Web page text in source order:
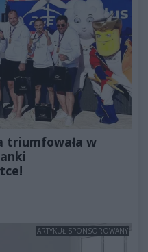
triumfowała w
ARTYKUŁ SPONSOROWANY